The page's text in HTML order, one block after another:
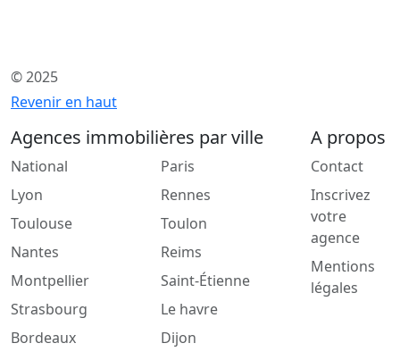
© 2025
Revenir en haut
Agences immobilières par ville
National
Lyon
Toulouse
Nantes
Montpellier
Strasbourg
Bordeaux
Paris
Rennes
Toulon
Reims
Saint-Étienne
Le havre
Dijon
A propos
Contact
Inscrivez
votre
agence
Mentions
légales